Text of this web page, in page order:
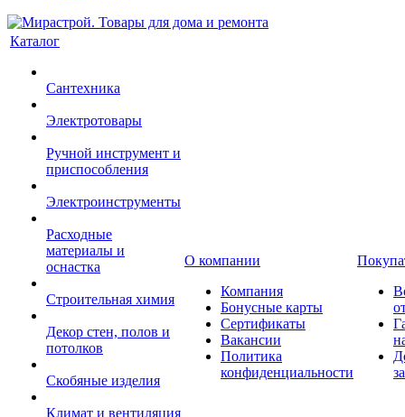
Каталог
Сантехника
Электротовары
Ручной инструмент и
приспособления
Электроинструменты
Расходные
материалы и
оснастка
Строительная химия
Декор стен, полов и
потолков
Скобяные изделия
Климат и вентиляция
О компании
Компания
Бонусные карты
Сертификаты
Вакансии
Политика
конфиденциальности